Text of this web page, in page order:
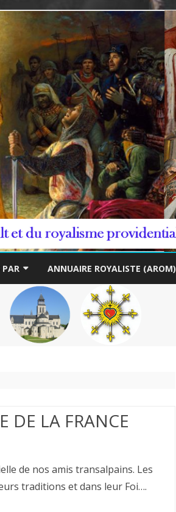
to
PAR ANNUAIRE ROYALISTE (AROM)
DE LA FRANCE
de nos amis transalpains. Les
traditions et dans leur Foi….